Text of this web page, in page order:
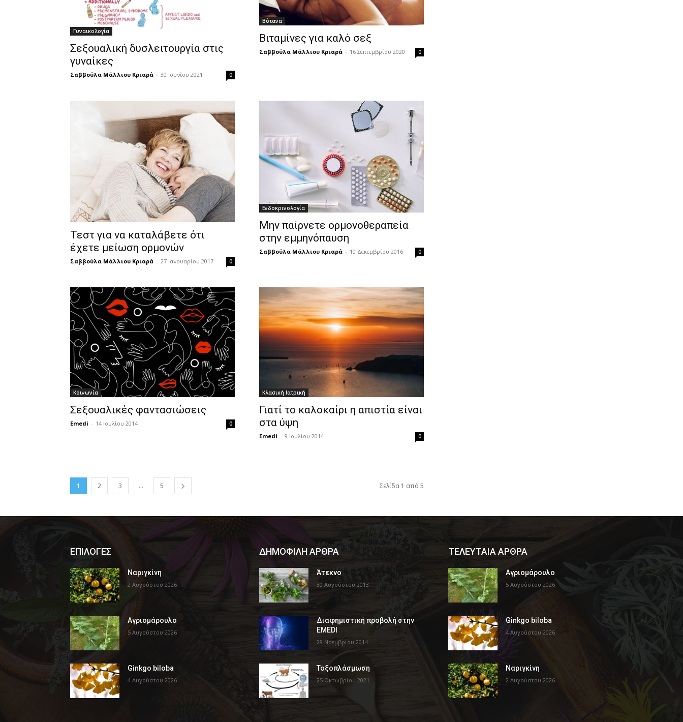
Γυναικολογία
Σεξουαλική δυσλειτουργία στις
γυναίκες
Σαββούλα Μάλλιου Κριαρά - 30 Ιουνίου 2021 0
Βότανα
Βιταμίνες για καλό σεξ
Σαββούλα Μάλλιου Κριαρά - 16 Σεπτεμβρίου 2020 0
Τεστ για να καταλάβετε ότι
έχετε μείωση ορμονών
Σαββούλα Μάλλιου Κριαρά - 27 Ιανουαρίου 2017 0
Ενδοκρινολογία
Μην παίρνετε ορμονοθεραπεία
στην εμμηνόπαυση
Σαββούλα Μάλλιου Κριαρά - 10 Δεκεμβρίου 2016 0
Κοινωνία
Σεξουαλικές φαντασιώσεις
Emedi - 14 Ιουλίου 2014 0
Κλασική Ιατρική
Γιατί το καλοκαίρι η απιστία είναι
στα ύψη
Emedi - 9 Ιουλίου 2014 0
1 2 3 ... 5 Σελίδα 1 από 5
ΕΠΙΛΟΓΕΣ
Ναριγκίνη
2 Αυγούστου 2026
Αγριομάρουλο
5 Αυγούστου 2026
Ginkgo biloba
4 Αυγούστου 2026
ΔΗΜΟΦΙΛΗ ΑΡΘΡΑ
Άτεκνο
30 Αυγούστου 2013
Διαφημιστική προβολή στην
EMEDI
28 Νοεμβρίου 2014
Τοξοπλάσμωση
25 Οκτωβρίου 2021
ΤΕΛΕΥΤΑΙΑ ΑΡΘΡΑ
Αγριομάρουλο
5 Αυγούστου 2026
Ginkgo biloba
4 Αυγούστου 2026
Ναριγκίνη
2 Αυγούστου 2026